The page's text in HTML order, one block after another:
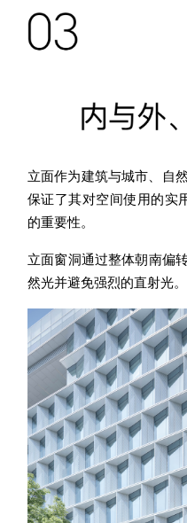
立面作为建筑与城市、自
保证了其对空间使用的实
的重要性。
立面窗洞通过整体朝南偏
然光并避免强烈的直射光。